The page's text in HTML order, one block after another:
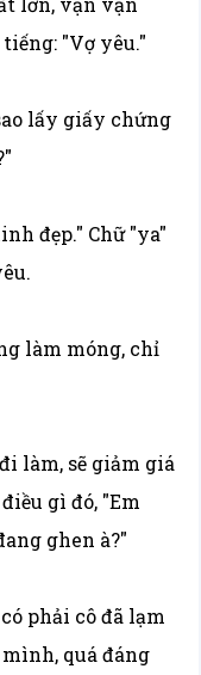
"Vợ yêu."
lấy giấy chứng
đẹp." Chữ "ya"
làm móng, chỉ
làm, sẽ giảm giá
gì đó, "Em
ghen à?"
phải cô đã lạm
quá đáng